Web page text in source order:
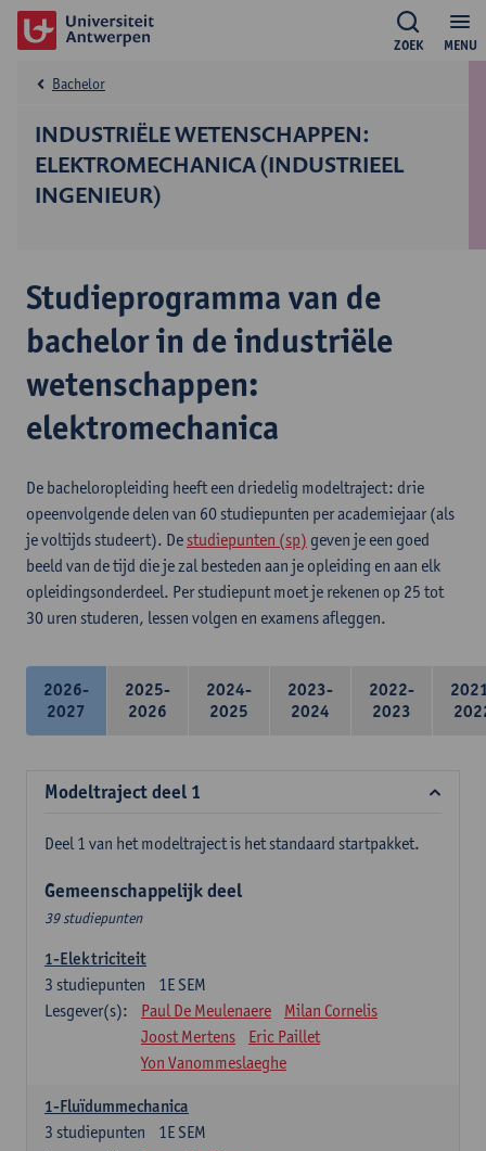
MENU
ZOEK
INDUSTRIËLE WETENSCHAPPEN:
ELEKTROMECHANICA (INDUSTRIEEL
INGENIEUR)
Bachelor
Studieprogramma van de
bachelor in de industriële
wetenschappen:
elektromechanica
De bacheloropleiding heeft een driedelig modeltraject: drie
opeenvolgende delen van 60 studiepunten per academiejaar (als
je voltijds studeert). De studiepunten (sp) geven je een goed
beeld van de tijd die je zal besteden aan je opleiding en aan elk
opleidingsonderdeel. Per studiepunt moet je rekenen op 25 tot
30 uren studeren, lessen volgen en examens afleggen.
2026-
2027
2025-
2026
2024-
2025
2023-
2024
2022-
2023
Modeltraject deel 1
Deel 1 van het modeltraject is het standaard startpakket.
Gemeenschappelijk deel
39 studiepunten
1-Elektriciteit
1E SEM
3 studiepunten
Lesgever(s):
Paul De Meulenaere
Milan Cornelis
Joost Mertens
Eric Paillet
Yon Vanommeslaeghe
1-Fluïdummechanica
1E SEM
3 studiepunten